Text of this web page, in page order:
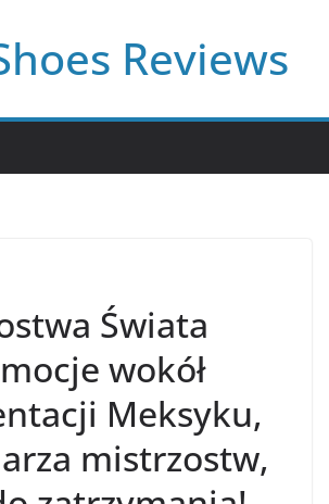
Reviews
Świata
wokół
Meksyku,
mistrzostw,